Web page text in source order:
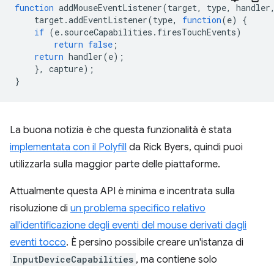
function addMouseEventListener(target, type, handler
target.addEventListener(type, function(e)
{
if (e. sourceCapabilities . firesTouchEvents)
return false ;
return handler(e);
},
capture);
}
La buona notizia è che questa funzionalità è stata
implementata con il Polyfill da Rick Byers, quindi puoi
utilizzarla sulla maggior parte delle piattaforme.
Attualmente questa API è minima e incentrata sulla
risoluzione di un problema specifico relativo
all'identificazione degli eventi del mouse derivati dagli
eventi tocco. È persino possibile creare un'istanza di
InputDeviceCapabilities , ma contiene solo